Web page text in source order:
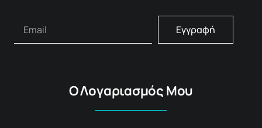
Εγγραφή
Ο Λογαριασμός Μου